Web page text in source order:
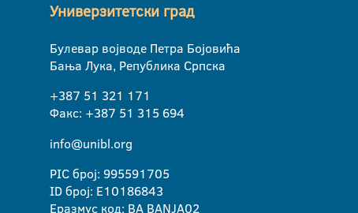
Универзитетски град
Булевар војводе Петра Бојовића
Бања Лука, Република Српска
+387 51 321 171
Факс: +387 51 315 694
info@unibl.org
PIC број: 995591705
ID број: E10186843
Еразмус код: BA BANJA02